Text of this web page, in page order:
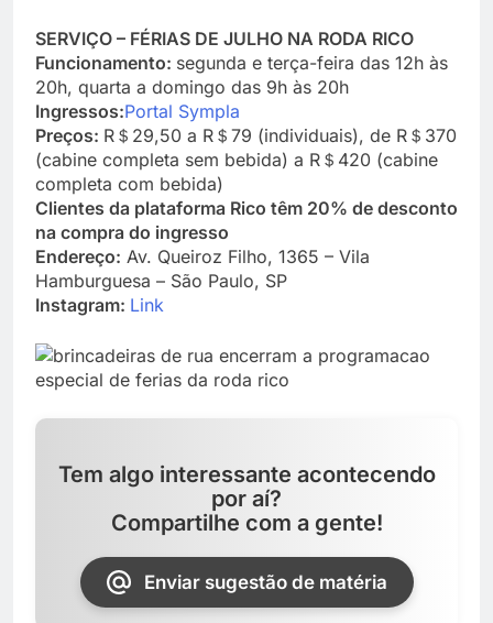
SERVIÇO – FÉRIAS DE JULHO NA RODA RICO
Funcionamento: segunda e terça-feira das 12h às
20h, quarta a domingo das 9h às 20h
Ingressos:Portal Sympla
Preços: R＄29,50 a R＄79 (individuais), de R＄370
(cabine completa sem bebida) a R＄420 (cabine
completa com bebida)
Clientes da plataforma Rico têm 20% de desconto
na compra do ingresso
Endereço: Av. Queiroz Filho, 1365 – Vila
Hamburguesa – São Paulo, SP
Instagram: Link
Tem algo interessante acontecendo
por aí?
Compartilhe com a gente!
Enviar sugestão de matéria